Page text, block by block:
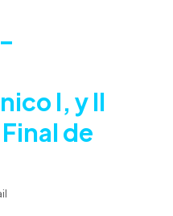
I, y II
de